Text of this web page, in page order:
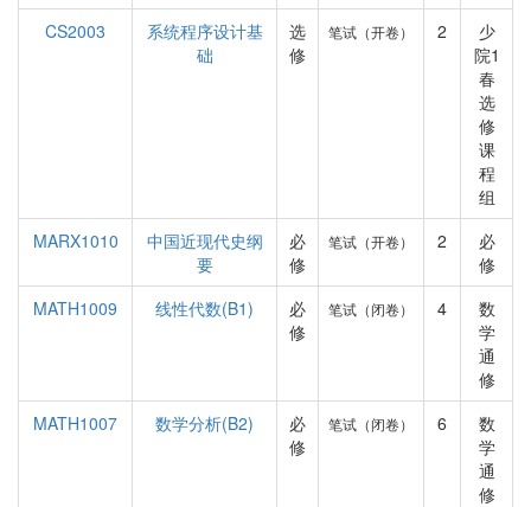
CS2003
系统程序设计基
础
选
修
笔试（开卷） 2
少
院1
春
选
修
课
程
组
MARX1010
中国近现代史纲
要
必
修
笔试（开卷） 2
必
修
MATH1009
线性代数(B1)
必
修
笔试（闭卷） 4
数
学
通
修
MATH1007
数学分析(B2)
必
修
笔试（闭卷） 6
数
学
通
修